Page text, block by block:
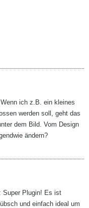
ich z.B. ein kleines
werden soll, geht das
dem Bild. Vom Design
ändern?
Super Plugin! Es ist
und einfach ideal um